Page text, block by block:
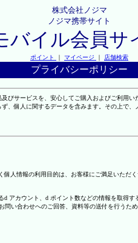
株式会社ノジマ
ノジマ携帯サイト
バイル会員サ
ポイント ｜ マイページ ｜ 店舗検索
プライバシーポリシー
サービスを、安心してご購入およびご利
個人に関するデータを含みます。その上で
人情報の利用目的は、お客様にご満足いただ
アカウント、d ポイント数などの情報を取得す
い合わせへのご回答、資料等の送付を行うため